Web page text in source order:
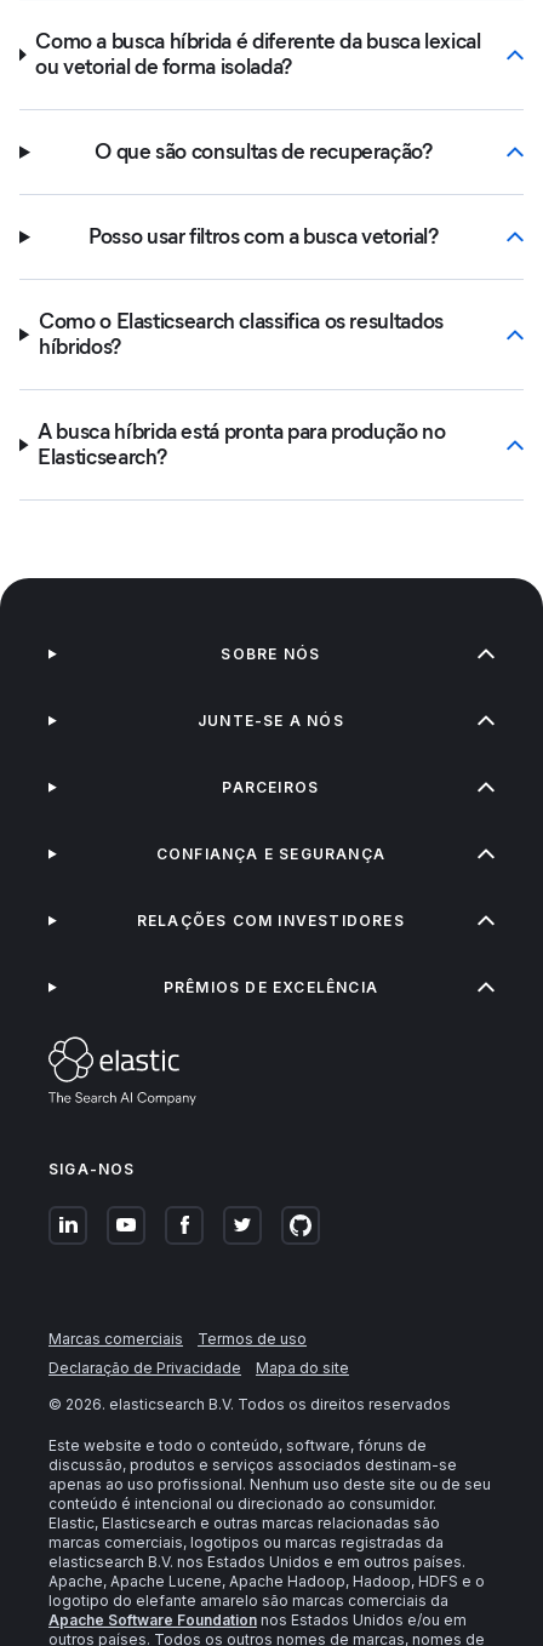
Como a busca híbrida é diferente da busca lexical
ou vetorial de forma isolada?
O que são consultas de recuperação?
Posso usar filtros com a busca vetorial?
Como o Elasticsearch classifica os resultados
híbridos?
A busca híbrida está pronta para produção no
Elasticsearch?
SIGA-NOS
SOBRE NÓS
JUNTE-SE A NÓS
PARCEIROS
CONFIANÇA E SEGURANÇA
RELAÇÕES COM INVESTIDORES
PRÊMIOS DE EXCELÊNCIA
Marcas comerciais
Termos de uso
Declaração de Privacidade
Mapa do site
© 2026. elasticsearch B.V. Todos os direitos reservados
Este website e todo o conteúdo, software, fóruns de
discussão, produtos e serviços associados destinam-se
apenas ao uso profissional. Nenhum uso deste site ou de seu
conteúdo é intencional ou direcionado ao consumidor.
Elastic, Elasticsearch e outras marcas relacionadas são
marcas comerciais, logotipos ou marcas registradas da
elasticsearch B.V. nos Estados Unidos e em outros países.
Apache, Apache Lucene, Apache Hadoop, Hadoop, HDFS e o
logotipo do elefante amarelo são marcas comerciais da
Apache Software Foundation nos Estados Unidos e/ou em
outros países. Todos os outros nomes de marcas, nomes de